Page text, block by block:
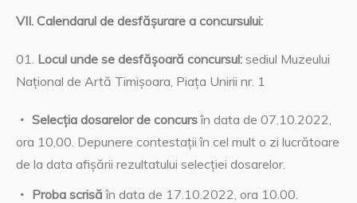
VII. Calendarul de desfăşurare a concursului:
Locul unde se desfăşoară concursul: sediul Muzeului
Național de Artă Timişoara, Piaţa Unirii nr. 1
Selecția dosarelor de concursîn data de 07.10.2022,
ora 10,00. Depunere contestații în cel mult o zi lucrătoare
de la data afișării rezultatului selecției dosarelor.
Proba scrisă în data de 17.10.2022, ora 10.00.